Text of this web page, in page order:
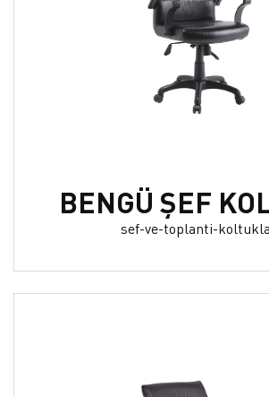
BENGÜ ŞEF
sef-ve-toplanti-